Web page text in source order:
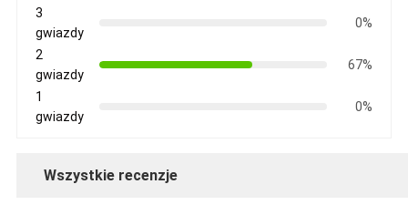
3
gwiazdy
0%
2
gwiazdy
67%
1
gwiazdy
0%
Wszystkie recenzje